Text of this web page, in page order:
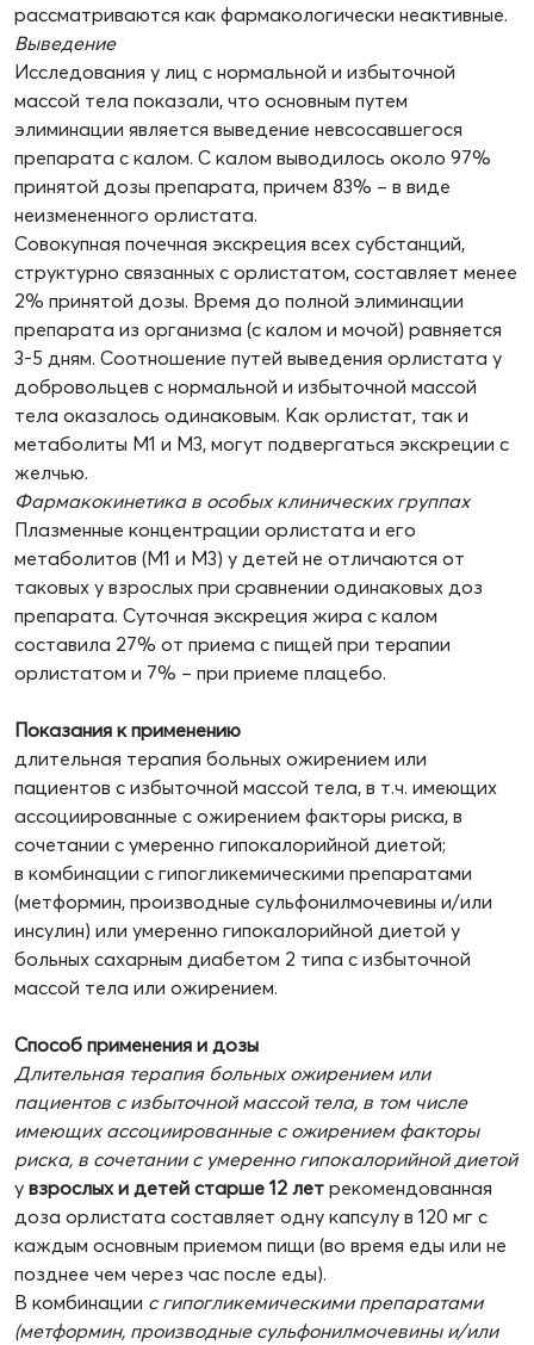
рассматриваются как фармакологически неактивные.
Выведение
Исследования у лиц с нормальной и избыточной
массой тела показали, что основным путем
элиминации является выведение невсосавшегося
препарата с калом. С калом выводилось около 97%
принятой дозы препарата, причем 83% – в виде
неизмененного орлистата.
Совокупная почечная экскреция всех субстанций,
структурно связанных с орлистатом, составляет менее
2% принятой дозы. Время до полной элиминации
препарата из организма (с калом и мочой) равняется
3-5 дням. Соотношение путей выведения орлистата у
добровольцев с нормальной и избыточной массой
тела оказалось одинаковым. Как орлистат, так и
метаболиты М1 и М3, могут подвергаться экскреции с
желчью.
Фармакокинетика в особых клинических группах
Плазменные концентрации орлистата и его
метаболитов (М1 и М3) у детей не отличаются от
таковых у взрослых при сравнении одинаковых доз
препарата. Суточная экскреция жира с калом
составила 27% от приема с пищей при терапии
орлистатом и 7% – при приеме плацебо.
Показания к применению
длительная терапия больных ожирением или
пациентов с избыточной массой тела, в т.ч. имеющих
ассоциированные с ожирением факторы риска, в
сочетании с умеренно гипокалорийной диетой;
в комбинации с гипогликемическими препаратами
(метформин, производные сульфонилмочевины и/или
инсулин) или умеренно гипокалорийной диетой у
больных сахарным диабетом 2 типа с избыточной
массой тела или ожирением.
Способ применения и дозы
Длительная терапия больных ожирением или
пациентов с избыточной массой тела, в том числе
имеющих ассоциированные с ожирением факторы
риска, в сочетании с умеренно гипокалорийной диетой
у взрослых и детей старше 12 лет рекомендованная
доза орлистата составляет одну капсулу в 120 мг с
каждым основным приемом пищи (во время еды или не
позднее чем через час после еды).
В комбинации с гипогликемическими препаратами
(метформин, производные сульфонилмочевины и/или